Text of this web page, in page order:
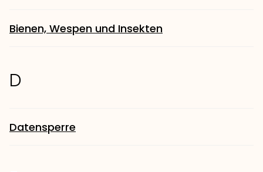
Bienen, Wespen und Insekten
D
Datensperre